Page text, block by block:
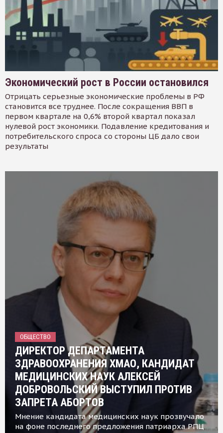
Экономический рост в России остановился
Отрицать серьезные экономические проблемы в РФ
становится все труднее. После сокращения ВВП в
первом квартале на 0,6% второй квартал показал
нулевой рост экономики. Подавление кредитования и
потребительского спроса со стороны ЦБ дало свои
результаты
ОБЩЕСТВО
ДИРЕКТОР ДЕПАРТАМЕНТА
ЗДРАВООХРАНЕНИЯ ХМАО, КАНДИДАТ
МЕДИЦИНСКИХ НАУК АЛЕКСЕЙ
ДОБРОВОЛЬСКИЙ ВЫСТУПИЛ ПРОТИВ
ЗАПРЕТА АБОРТОВ
Мнение кандидата медицинских наук прозвучало
на фоне последнего предложения патриарха РПЦ